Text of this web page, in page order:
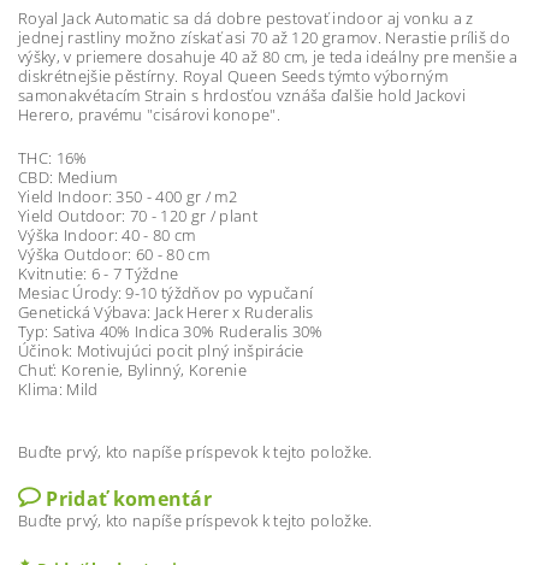
Royal Jack Automatic sa dá dobre pestovať indoor aj vonku a z
jednej rastliny možno získať asi 70 až 120 gramov. Nerastie príliš do
výšky, v priemere dosahuje 40 až 80 cm, je teda ideálny pre menšie a
diskrétnejšie pěstírny. Royal Queen Seeds týmto výborným
samonakvétacím Strain s hrdosťou vznáša ďalšie hold Jackovi
Herero, pravému "cisárovi konope".
THC: 16%
CBD: Medium
Yield Indoor: 350 - 400 gr / m2
Yield Outdoor: 70 - 120 gr / plant
Výška Indoor: 40 - 80 cm
Výška Outdoor: 60 - 80 cm
Kvitnutie: 6 - 7 Týždne
Mesiac Úrody: 9-10 týždňov po vypučaní
Genetická Výbava: Jack Herer x Ruderalis
Typ: Sativa 40% Indica 30% Ruderalis 30%
Účinok: Motivujúci pocit plný inšpirácie
Chuť: Korenie, Bylinný, Korenie
Klima: Mild
Buďte prvý, kto napíše príspevok k tejto položke.
Pridať komentár
Buďte prvý, kto napíše príspevok k tejto položke.